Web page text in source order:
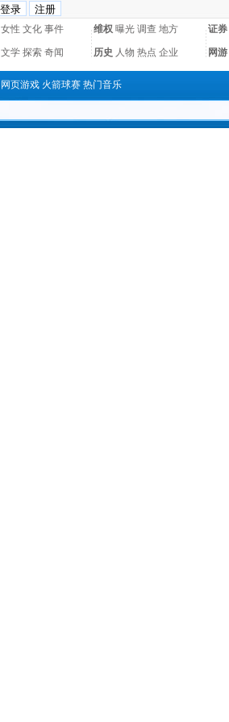
女性 文化 事件 维权 曝光 调查 地方 证券
文学 探索 奇闻 历史 人物 热点 企业 网游
网页游戏 火箭球赛 热门音乐